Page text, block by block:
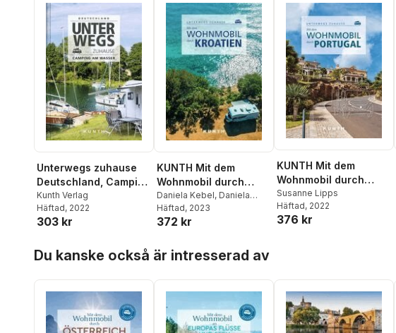
Unterwegs zuhause
Deutschland, Camping
am Wasser
Kunth Verlag
Häftad, 2022
303 kr
KUNTH Mit dem
Wohnmobil durch
Kroatien
Daniela Kebel, Daniela
Schetar ,Iris Schaper
Sibylle von Kapff
Häftad, 2023
372 kr
KUNTH Mit dem
Wohnmobil durch
Portugal
Susanne Lipps
Häftad, 2022
376 kr
Du kanske också är intresserad av